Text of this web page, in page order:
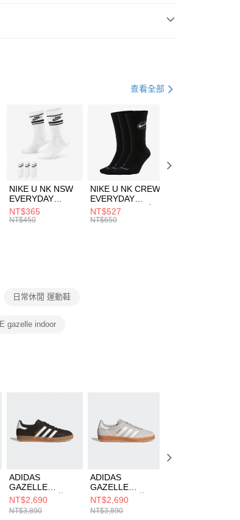
付」】
／服務後，再付款。
結帳流程】
AFTEE先享後付」後，將跳轉至「AFTEE先享後
訊認證並確認金額後，即可完成結帳。
您將收到繳費通知簡訊。
後14天內，點擊此簡訊中的連結，可透過四大超商
多元方式進行付款，方視為交易完成。
成當下不需立刻繳費，但若您需要取消訂單，請聯
商家同意取消之訂單仍視為有效，需透過AFTEE
。
份有限公司提供之「AFTEE先享後付」服務完成之
範圍內提供個人資料，並將交易相關給付款項請
宜，請瀏覽以下網址：
帳號或使用他人資訊註冊。若發現惡意使用之情
司將有權停止該用戶之使用額度並採取法律行
含以上)免運費
含以上)免運費
含以上)免運費
ORIGINALS潮流穿搭
走｜休閒鞋 4折起
查看全部
NIKE U NK NSW
EVERYDAY
ESSENTIAL CR
男女 短統襪
NT$365
NT$450
NIKE U NK CREW
EVERYDAY
BBALL 3PR 男女
長統襪
NT$527
NT$650
日常休閒 運動鞋
gazelle indoor
ADIDAS
GAZELLE
INDOOR 男 休閒
鞋 HQ5152
NT$2,690
NT$3,890
ADIDAS
GAZELLE
INDOOR 男 休閒
鞋 HQ5153
NT$2,690
NT$3,890